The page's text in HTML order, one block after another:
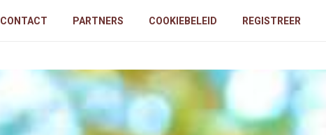
CONTACT PARTNERS COOKIEBELEID REGISTREER